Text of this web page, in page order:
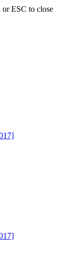
or ESC to close